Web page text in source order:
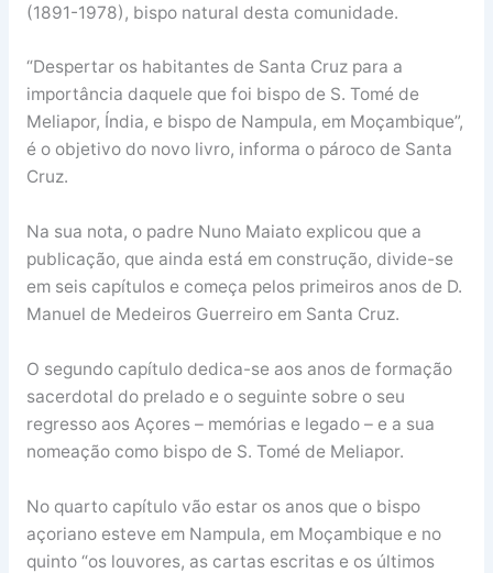
(1891-1978), bispo natural desta comunidade.
“Despertar os habitantes de Santa Cruz para a
importância daquele que foi bispo de S. Tomé de
Meliapor, Índia, e bispo de Nampula, em Moçambique”,
é o objetivo do novo livro, informa o pároco de Santa
Cruz.
Na sua nota, o padre Nuno Maiato explicou que a
publicação, que ainda está em construção, divide-se
em seis capítulos e começa pelos primeiros anos de D.
Manuel de Medeiros Guerreiro em Santa Cruz.
O segundo capítulo dedica-se aos anos de formação
sacerdotal do prelado e o seguinte sobre o seu
regresso aos Açores – memórias e legado – e a sua
nomeação como bispo de S. Tomé de Meliapor.
No quarto capítulo vão estar os anos que o bispo
açoriano esteve em Nampula, em Moçambique e no
quinto “os louvores, as cartas escritas e os últimos